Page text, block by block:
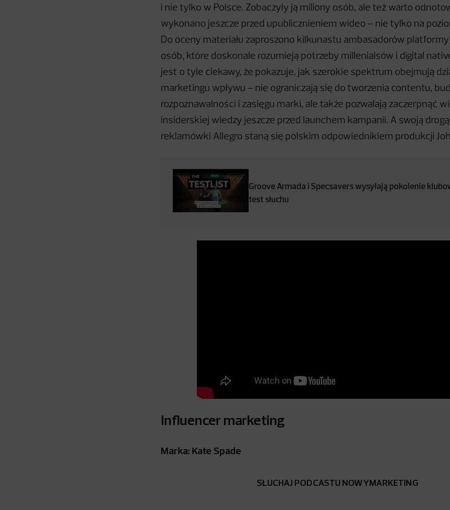
i nie tylko w Polsce. Zobaczyły ją miliony osób, ale też warto
wykonano jeszcze przed upublicznieniem wideo – nie tylko na
Do oceny materiału zaproszono kilkunastu ambasadorów platformy
osób, które doskonale rozumieją potrzeby millenialsów i digital
jest o tyle ciekawy, że pokazuje, jak szerokie spektrum obejmują
marketingu wpływu – nie ograniczają się do tworzenia contentu,
rozpoznawalności i zasięgu marki, ale także pozwalają zaczerpnąć
insiderskiej wiedzy jeszcze przed launchem kampanii. A swoją
reklamówki Allegro staną się polskim odpowiednikiem produkcji
Groove Armada i Specsavers wysyłają pokolenie
test słuchu
Influencer marketing
Marka: Kate Spade
SŁUCHAJ PODCASTU NOWYMARKETING